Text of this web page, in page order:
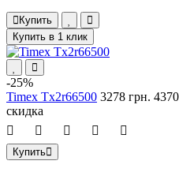
Купить
Купить в 1 клик
-25%
Timex Tx2r66500 3278 грн.
скидка
Купить